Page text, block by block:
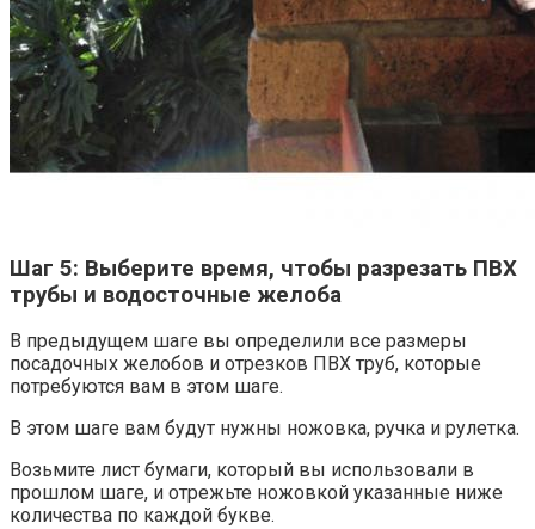
Шаг 5: Выберите время, чтобы разрезать ПВХ
трубы и водосточные желоба
В предыдущем шаге вы определили все размеры
посадочных желобов и отрезков ПВХ труб, которые
потребуются вам в этом шаге.
В этом шаге вам будут нужны ножовка, ручка и рулетка.
Возьмите лист бумаги, который вы использовали в
прошлом шаге, и отрежьте ножовкой указанные ниже
количества по каждой букве.